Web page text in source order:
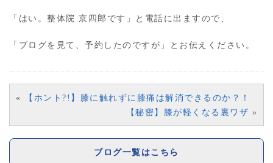
「はい。整体院 京四郎です」と電話に出ますので、
「ブログを見て、予約したのですが」とお伝えください。
«
【ホント?!】膝に触れずに膝痛は解消できるのか？！
【秘密】膝が軽くなる裏ワザ »
ブログ一覧はこちら